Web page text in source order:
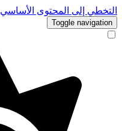
التخطي إلى المحتوى الأساسي
Toggle navigation